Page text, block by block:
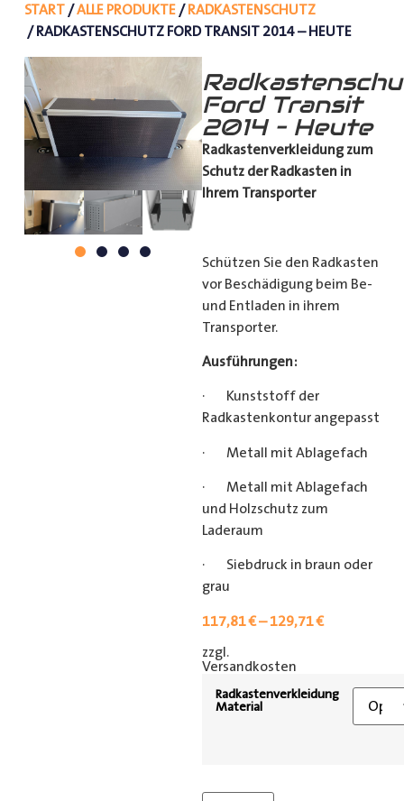
START/ALLE PRODUKTE/RADKASTENSCHUTZ
/ RADKASTENSCHUTZ FORD TRANSIT 2014 – HEUTE
Ford Transit
2014 – Heute
Radkastenverkleidung zum
Schutz der Radkasten in
Ihrem Transporter
Schützen Sie den Radkasten
vor Beschädigung beim Be-
und Entladen in ihrem
Transporter.
Ausführungen:
· Kunststoff der
Radkastenkontur angepasst
· Metall mit Ablagefach
· Metall mit Ablagefach
und Holzschutz zum
Laderaum
· Siebdruck in braun oder
grau
117,81€–129,71€
zzgl.
Versandkosten
Radkastenverkleidung
Material